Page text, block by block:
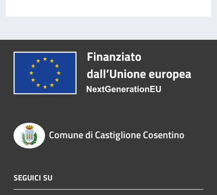
Comune di Castiglione Cosentino
SEGUICI SU